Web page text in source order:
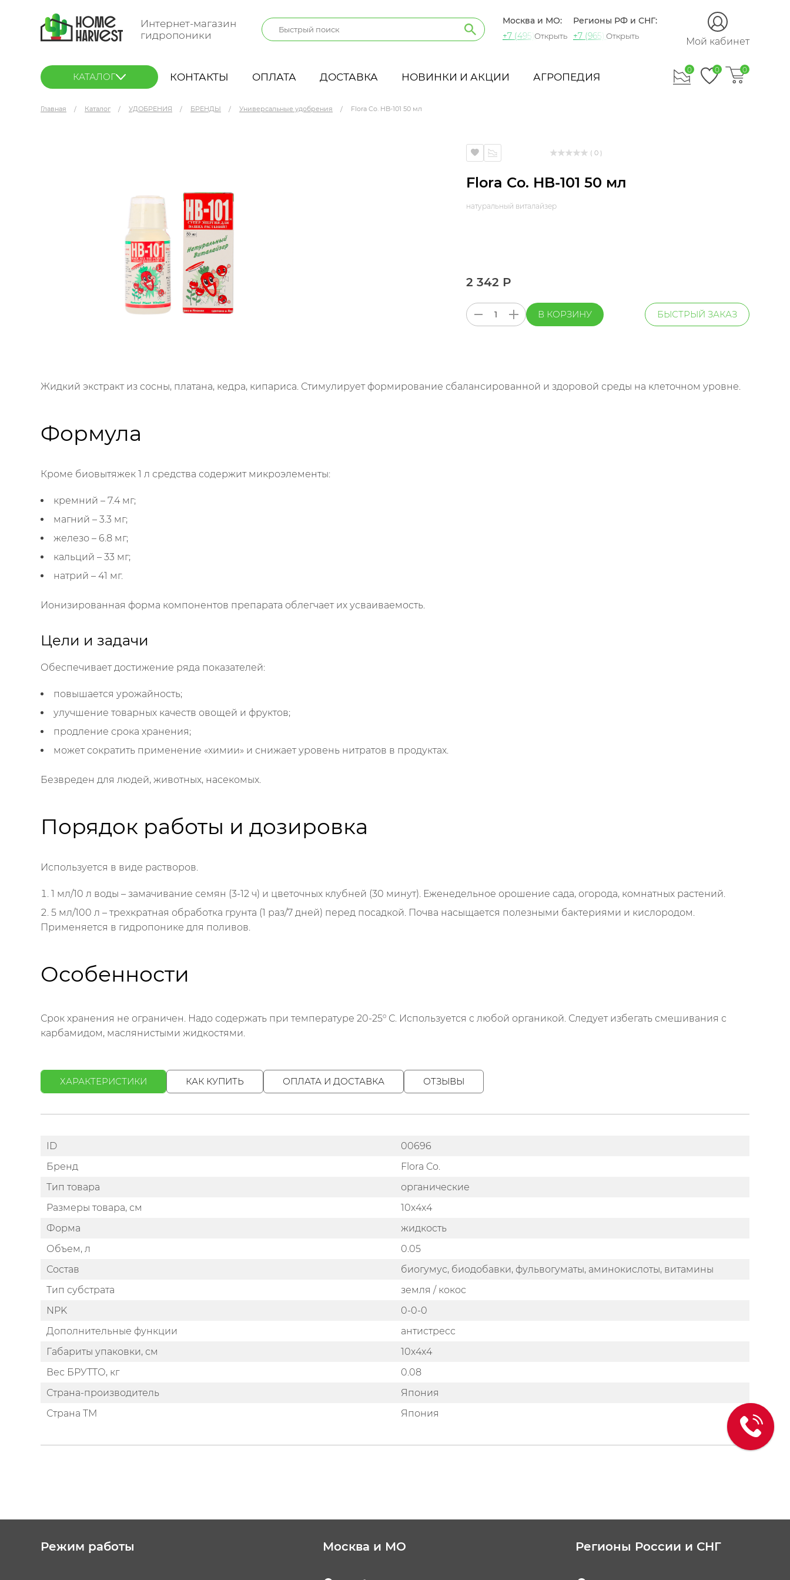
Интернет-магазин
гидропоники
Москва и МО:
+7 (495) 721-60-15
Открыть
Регионы РФ и СНГ:
+7 (965) 420-10-10
Открыть Мой кабинет
КАТАЛОГ КОНТАКТЫ ОПЛАТА ДОСТАВКА НОВИНКИ И АКЦИИ АГРОПЕДИЯ
0 0 0
Главная Каталог УДОБРЕНИЯ БРЕНДЫ Универсальные удобрения Flora Co. HB-101 50 мл
( 0 )
Flora Co. HB-101 50 мл
натуральный виталайзер
2 342 Р
В КОРЗИНУ БЫСТРЫЙ ЗАКАЗ
Жидкий экстракт из сосны, платана, кедра, кипариса. Стимулирует формирование сбалансированной и здоровой среды на клеточном уровне.
Формула
Кроме биовытяжек 1 л средства содержит микроэлементы:
кремний – 7.4 мг;
магний – 3.3 мг;
железо – 6.8 мг;
кальций – 33 мг;
натрий – 41 мг.
Ионизированная форма компонентов препарата облегчает их усваиваемость.
Цели и задачи
Обеспечивает достижение ряда показателей:
повышается урожайность;
улучшение товарных качеств овощей и фруктов;
продление срока хранения;
может сократить применение «химии» и снижает уровень нитратов в продуктах.
Безвреден для людей, животных, насекомых.
Порядок работы и дозировка
Используется в виде растворов.
1 мл/10 л воды – замачивание семян (3-12 ч) и цветочных клубней (30 минут). Еженедельное орошение сада, огорода, комнатных растений.
5 мл/100 л – трехкратная обработка грунта (1 раз/7 дней) перед посадкой. Почва насыщается полезными бактериями и кислородом.
Применяется в гидропонике для поливов.
Особенности
Срок хранения не ограничен. Надо содержать при температуре 20-25о С. Используется с любой органикой. Следует избегать смешивания с
карбамидом, маслянистыми жидкостями.
ХАРАКТЕРИСТИКИ КАК КУПИТЬ ОПЛАТА И ДОСТАВКА ОТЗЫВЫ
ID
00696
Бренд
Flora Co.
Тип товара
органические
Размеры товара, см
10x4x4
Форма
жидкость
Объем, л
0.05
Состав
биогумус, биодобавки, фульвогуматы, аминокислоты, витамины
Тип субстрата
земля / кокос
NPK
0-0-0
Дополнительные функции
антистресс
Габариты упаковки, см
10x4x4
Вес БРУТТО, кг
0.08
Страна-производитель
Япония
Страна ТМ
Япония
Режим работы Москва и МО Регионы России и СНГ